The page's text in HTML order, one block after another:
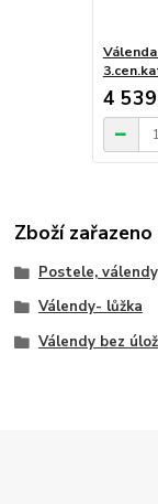
4
Zboží
Postele,
Válendy- lůžka
Válendy bez